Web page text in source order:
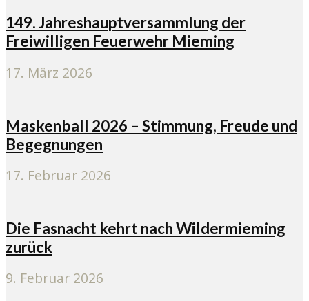
149. Jahreshauptversammlung der
Freiwilligen Feuerwehr Mieming
17. März 2026
Maskenball 2026 – Stimmung, Freude und
Begegnungen
17. Februar 2026
Die Fasnacht kehrt nach Wildermieming
zurück
9. Februar 2026